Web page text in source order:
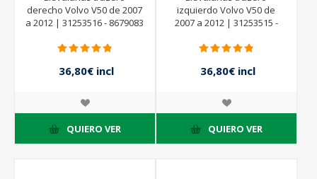
derecho Volvo V50 de 2007
a 2012 | 31253516 - 8679083
36,80€ incl
impuestos
QUIERO VER
izquierdo Volvo V50 de
2007 a 2012 | 31253515 -
36,80€ incl
impuestos
QUIERO VER